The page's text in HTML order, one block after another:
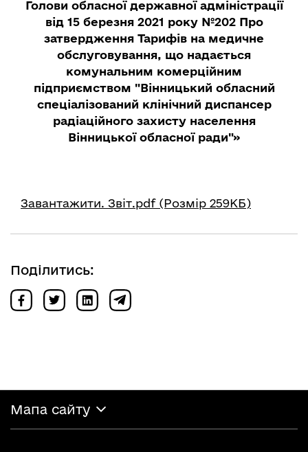
Голови обласної державної адміністрації
від 15 березня 2021 року №202 Про
затвердження Тарифів на медичне
обслуговування, що надається
комунальним комерційним
підприємством "Вінницький обласний
спеціалізований клінічний диспансер
радіаційного захисту населення
Вінницької обласної ради"»
Завантажити. Звіт.pdf (Розмір 259КБ)
Поділитись:
Мапа сайту